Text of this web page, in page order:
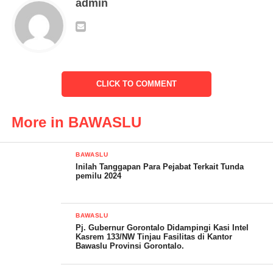
Kedatangan Pj. Gubernur Gorontalo bersama rombongan di eks
Kantor Gubernuran itu disambut langsung oleh Ketua Bawaslu
provinsi Gorontalo H. Idris Usuli, SH. , M.AP dan anggota
admin
CLICK TO COMMENT
More in BAWASLU
BAWASLU
Inilah Tanggapan Para Pejabat Terkait Tunda
pemilu 2024
BAWASLU
Pj. Gubernur Gorontalo Didampingi Kasi Intel
Kasrem 133/NW Tinjau Fasilitas di Kantor
Bawaslu Provinsi Gorontalo.